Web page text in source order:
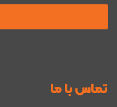
تماس با ما